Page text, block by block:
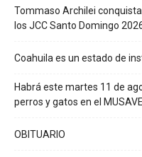
Tommaso Archilei
los JCC Santo Domingo
Coahuila es un estado de
Habrá este martes 11 de
perros y gatos en el MUSAVE
OBITUARIO